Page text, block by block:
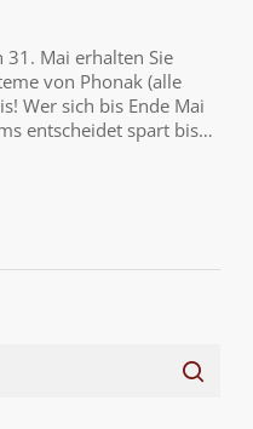
Mai erhalten Sie
von Phonak (alle
Wer sich bis Ende Mai
entscheidet spart bis…